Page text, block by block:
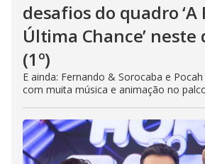
desafios do quadro ‘A
Última Chance’ neste
(1º)
E ainda: Fernando & Sorocaba e
com muita música e animação no